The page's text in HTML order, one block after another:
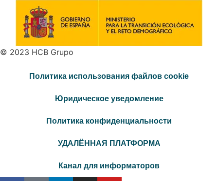
© 2023 HCB Grupo
Политика использования файлов cookie
Юридическое уведомление
Политика конфиденциальности
УДАЛЁННАЯ ПЛАТФОРМА
Канал для информаторов